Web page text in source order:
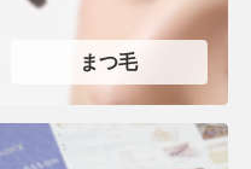
まつ毛